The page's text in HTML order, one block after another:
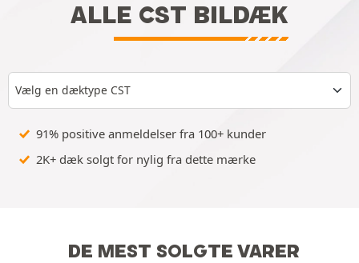
ALLE CST BILDÆK
Vælg en dæktype CST
91% positive anmeldelser fra 100+ kunder
2K+ dæk solgt for nylig fra dette mærke
DE MEST SOLGTE VARER